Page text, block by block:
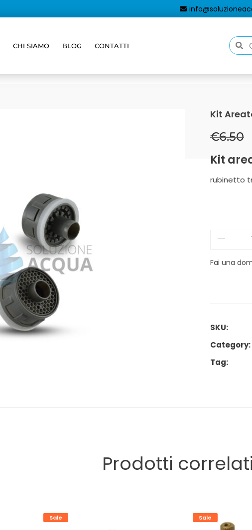
CHI SIAMO BLOG CONTATTI
Kit
€6.50
Kit
rubinetto
Fai una
SKU:
Category:
Tag:
Prodotti correlati
Sale Sale